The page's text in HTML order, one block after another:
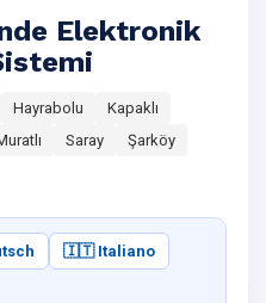
Elektronik
Hayrabolu
Kapaklı
Saray
Şarköy
🇮🇹 Italiano